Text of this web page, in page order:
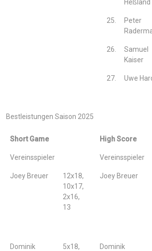
Heßland
25.
Peter
26.
Samuel
Kaiser
27. Uwe
Bestleistungen Saison 2025
Short Game High Score
Vereinsspieler Vereinsspieler
Joey Breuer
12x18,
10x17,
2x16,
13
Joey Breuer
Dominik
5x18,
Dominik